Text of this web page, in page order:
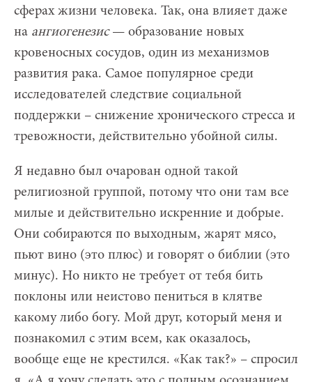
сферах жизни человека. Так, она влияет даже
на ангиогенезис— образование новых
кровеносных сосудов, один из механизмов
развития рака. Самое популярное среди
исследователей следствие социальной
поддержки – снижение хронического стресса и
тревожности, действительно убойной силы.
Я недавно был очарован одной такой
религиозной группой, потому что они там все
милые и действительно искренние и добрые.
Они собираются по выходным, жарят мясо,
пьют вино (это плюс) и говорят о библии (это
минус). Но никто не требует от тебя бить
поклоны или неистово пениться в клятве
какому либо богу. Мой друг, который меня и
познакомил с этим всем, как оказалось,
вообще еще не крестился. «Как так?» – спросил